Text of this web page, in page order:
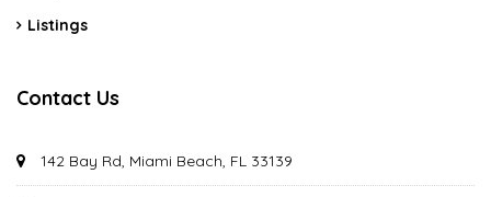
Listings
Contact Us
142 Bay Rd, Miami Beach, FL 33139